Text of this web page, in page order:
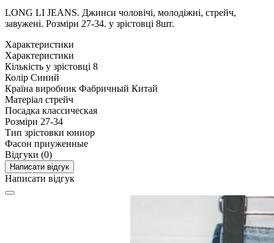
LONG LI JEANS. Джинси чоловічі, молодіжні, стрейч,
завужені. Розміри 27-34. у зрістовці 8шт.
Характеристики
Характеристики
Кількість у зрістовці 8
Колір Синий
Країна виробник Фабричный Китай
Матеріал стрейч
Посадка классическая
Розміри 27-34
Тип зрістовки юниор
Фасон приуженные
Відгуки (0)
Написати відгук
Написати відгук